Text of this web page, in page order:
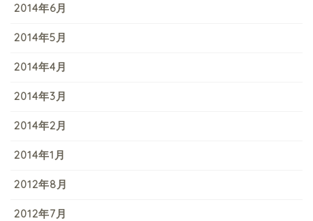
2014年6月
2014年5月
2014年4月
2014年3月
2014年2月
2014年1月
2012年8月
2012年7月